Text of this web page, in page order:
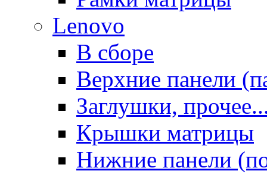
Lenovo
В сборе
Верхние панели
Заглушки,
Крышки матрицы
Нижние панели